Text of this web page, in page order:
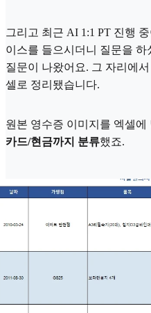
그리고 최근 AI 1:1 PT 진행
이스를 들으시더니 질문을
질문이 나왔어요. 그 자리에서
셀로 정리됐습니다.
원본 영수증 이미지를 엑셀에
카드/현금까지 분류했죠.